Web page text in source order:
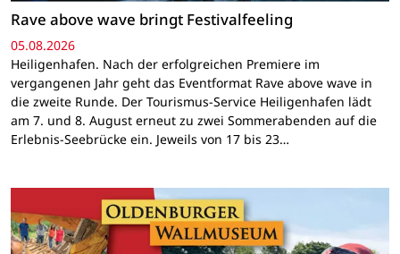
Rave above wave bringt Festivalfeeling
05.08.2026
Heiligenhafen. Nach der erfolgreichen Premiere im
vergangenen Jahr geht das Eventformat Rave above wave in
die zweite Runde. Der Tourismus-Service Heiligenhafen lädt
am 7. und 8. August erneut zu zwei Sommerabenden auf die
Erlebnis-Seebrücke ein. Jeweils von 17 bis 23…